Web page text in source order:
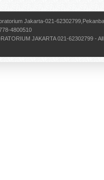
Jakarta-021-
4800510
JAKARTA 021-62302799 -